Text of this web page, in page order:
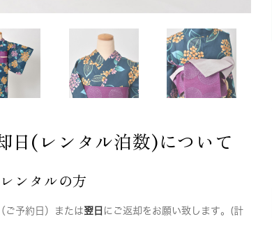
日(レンタル泊数)について
ンタルの方
ご予約日）または翌日 にご返却をお願い致します。(計